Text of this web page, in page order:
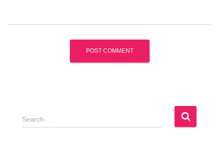
S
e
Search …